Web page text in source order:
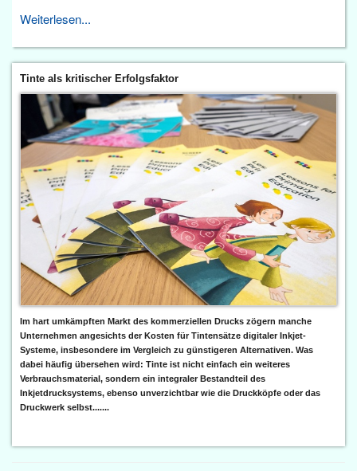
Weiterlesen...
Tinte als kritischer Erfolgsfaktor
Im hart umkämpften Markt des kommerziellen Drucks zögern manche
Unternehmen angesichts der Kosten für Tintensätze digitaler Inkjet-
Systeme, insbesondere im Vergleich zu günstigeren Alternativen. Was
dabei häufig übersehen wird: Tinte ist nicht einfach ein weiteres
Verbrauchsmaterial, sondern ein integraler Bestandteil des
Inkjetdrucksystems, ebenso unverzichtbar wie die Druckköpfe oder das
Druckwerk selbst.......